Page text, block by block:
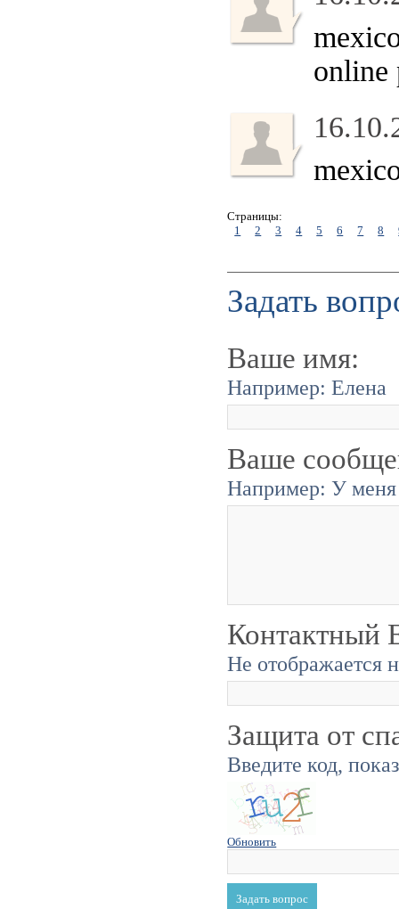
online
Страницы:
1
2 3 4 5 6 7 8
Задать
Ваше имя:
Например: Елена
Ваше
Например: У меня
Контактный
Не отображается
Защита от
Введите код,
Обновить